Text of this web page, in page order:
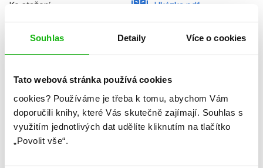
Souhlas Detaily Více o cookies
Tato webová stránka používá cookies
cookies? Používáme je třeba k tomu, abychom Vám
doporučili knihy, které Vás skutečně zajímají. Souhlas s
využitím jednotlivých dat udělíte kliknutím na tlačítko
„Povolit vše“.
Ke stažení Ukázka.pdf
Hmotnost 0,121 kg
Jazyk čeština
Řady Barbie Dreamtopia
Původní název